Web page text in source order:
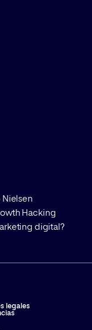
Nielsen
Hacking
digital?
legales